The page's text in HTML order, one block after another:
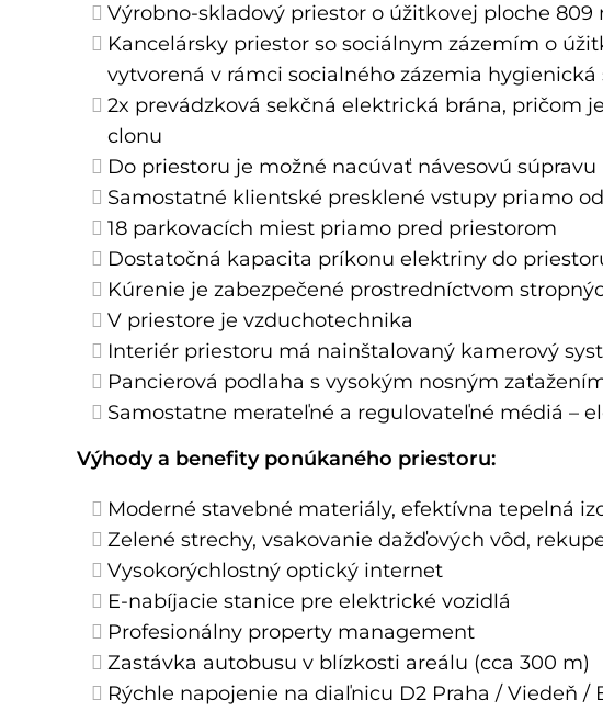
Výrobno-skladový priestor o úžitkovej ploche 809
Kancelársky priestor so sociálnym zázemím o
vytvorená v rámci socialného zázemia hygienická
2x prevádzková sekčná elektrická brána, pričom
clonu
Do priestoru je možné nacúvať návesovú
Samostatné klientské presklené vstupy priamo
18 parkovacích miest priamo pred priestorom
Dostatočná kapacita príkonu elektriny do
Kúrenie je zabezpečené prostredníctvom
V priestore je vzduchotechnika
Interiér priestoru má nainštalovaný kamerový
Pancierová podlaha s vysokým nosným
Samostatne merateľné a regulovateľné médiá –
Výhody a benefity ponúkaného priestoru:
Moderné stavebné materiály, efektívna tepelná
Zelené strechy, vsakovanie dažďových vôd,
Vysokorýchlostný optický internet
E-nabíjacie stanice pre elektrické vozidlá
Profesionálny property management
Zastávka autobusu v blízkosti areálu (cca 300 m)
Rýchle napojenie na diaľnicu D2 Praha / Viedeň /